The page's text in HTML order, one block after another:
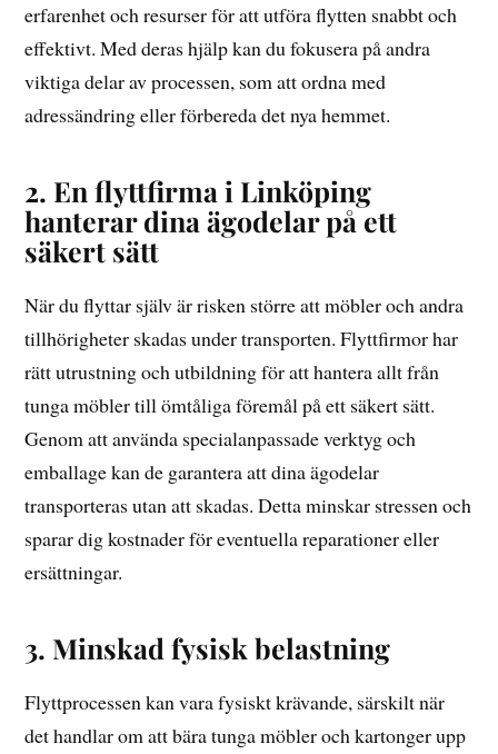
erfarenhet och resurser för att utföra flytten snabbt och
effektivt. Med deras hjälp kan du fokusera på andra
viktiga delar av processen, som att ordna med
adressändring eller förbereda det nya hemmet.
2. En flyttfirma i Linköping
hanterar dina ägodelar på ett
säkert sätt
När du flyttar själv är risken större att möbler och andra
tillhörigheter skadas under transporten. Flyttfirmor har
rätt utrustning och utbildning för att hantera allt från
tunga möbler till ömtåliga föremål på ett säkert sätt.
Genom att använda specialanpassade verktyg och
emballage kan de garantera att dina ägodelar
transporteras utan att skadas. Detta minskar stressen och
sparar dig kostnader för eventuella reparationer eller
ersättningar.
3. Minskad fysisk belastning
Flyttprocessen kan vara fysiskt krävande, särskilt när
det handlar om att bära tunga möbler och kartonger upp